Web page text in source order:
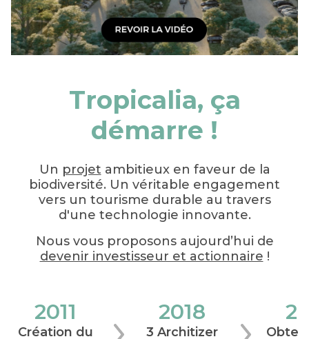
Tropicalia, ça
démarre !
Un projet ambitieux en faveur de la
biodiversité. Un véritable engagement
vers un tourisme durable au travers
d'une technologie innovante.
Nous vous proposons aujourd’hui de
devenir investisseur et actionnaire !
2011
Création du
2018
3 Architizer